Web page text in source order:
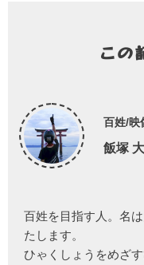
この
百姓/映
飯塚 大
百姓を目指す人。名
たします。
ひゃくしょうをめざ